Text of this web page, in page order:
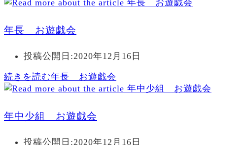
年長 お遊戯会
投稿公開日:2020年12月16日
続きを読む年長 お遊戯会
年中少組 お遊戯会
投稿公開日:2020年12月16日